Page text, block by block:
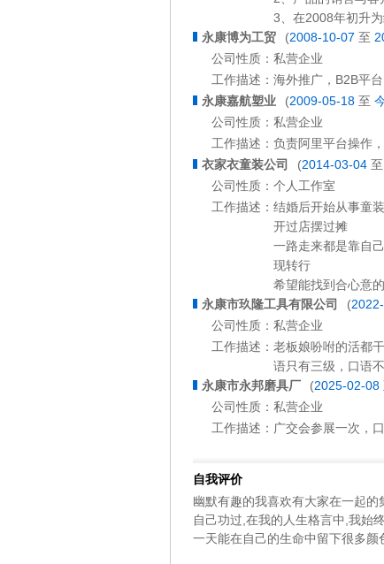
3、在2008年初升
永康博为工贸
(2008-10-07 至
公司性质： 私营企业
工作描述： 海外推广，B2B平
永康嘉航塑业
(2009-05-18 至
公司性质： 私营企业
工作描述： 负责阿里平台操作
衣家衣童装公司
(2014-03-04 至
公司性质： 个人工作室
工作描述： 结婚后开始从事童
开过店摆过摊
一路走来都是靠自己
现转行
希望能找到合心意
永康市玖隆工具有限公司
(
公司性质： 私营企业
工作描述： 老板娘吩咐的活都
语只有三级，口语
永康市永邦磨具厂
(2025-02-08
公司性质： 私营企业
工作描述： 广交会参展一次，
自我评价
幽默有趣的我喜欢有大家在一起
自己功过,在我的人生格言中,我始
一天能在自己的生命中留下很多